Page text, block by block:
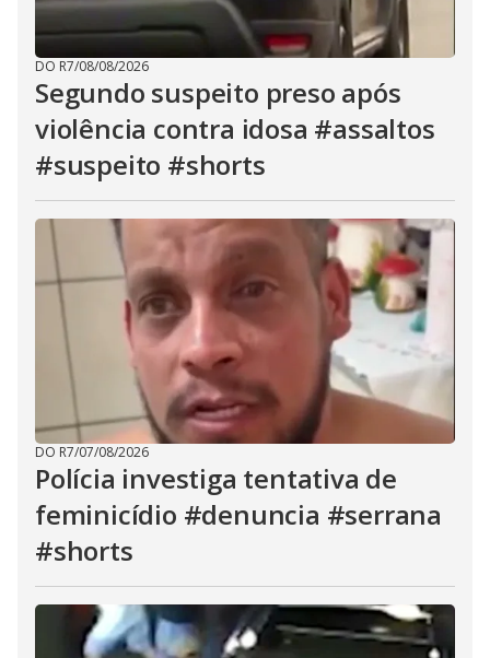
DO R7/08/08/2026
Segundo suspeito preso após
violência contra idosa #assaltos
#suspeito #shorts
DO R7/07/08/2026
Polícia investiga tentativa de
feminicídio #denuncia #serrana
#shorts